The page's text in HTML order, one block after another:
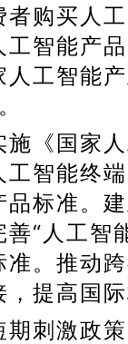
购买人
智能产
工智能
施《国家
智能终
标准。
“人工智
。推动
提高国
刺激政